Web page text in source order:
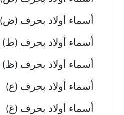
أسماء أولاد بحرف (ض)
أسماء أولاد بحرف (ط)
أسماء أولاد بحرف (ظ)
أسماء أولاد بحرف (ع)
أسماء أولاد بحرف (غ)